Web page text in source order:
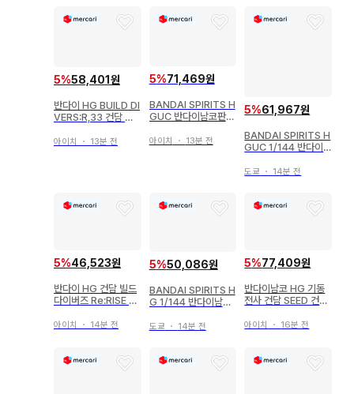
5%58,401원
반다이 HG BUILD DI
VERS:R,33 건담 이
아이치 ・ 13분 전
5%71,469원
BANDAI SPIRITS H
GUC 반다이남코판
아이치 ・ 13분 전
5%61,967원
BANDAI SPIRITS H
GUC 1/144 반다이
8+ 표기 183
도쿄 ・ 14분 전
5%46,523원
반다이 HG 건담 빌드
다이버즈 Re:RISE 어
판 001
아이치 ・ 14분 전
5%50,086원
BANDAI SPIRITS H
G 1/144 반다이남코
도쿄 ・ 14분 전
5%77,409원
반다이남코 HG 기동
전사 건담 SEED 건담
곤 건담베이스 한정판
아이치 ・ 16분 전